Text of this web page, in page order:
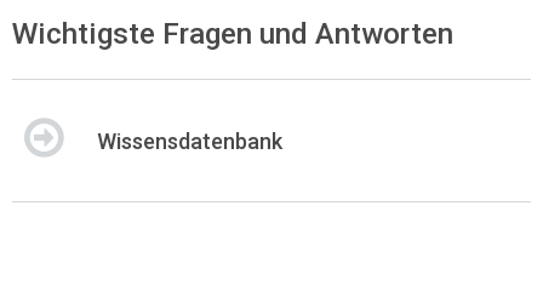
Wichtigste Fragen und Antworten
Wissensdatenbank